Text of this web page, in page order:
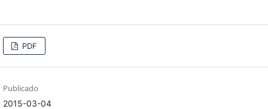
PDF
Publicado
2015-03-04